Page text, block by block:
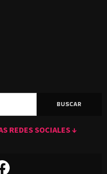
REDES SOCIALES ↓